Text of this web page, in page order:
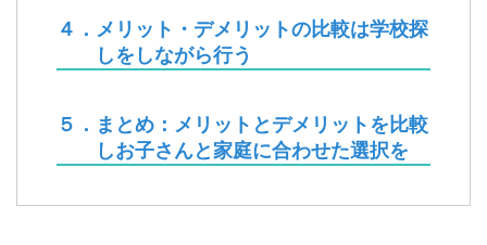
４．メリット・デメリットの比較は学校探
しをしながら行う
５．まとめ：メリットとデメリットを比較
しお子さんと家庭に合わせた選択を